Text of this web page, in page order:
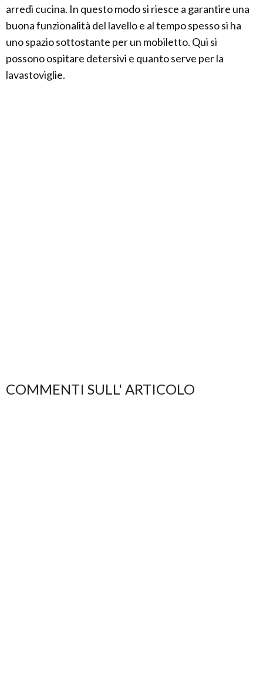
arredi cucina. In questo modo si riesce a garantire una
buona funzionalità del lavello e al tempo spesso si ha
uno spazio sottostante per un mobiletto. Qui si
possono ospitare detersivi e quanto serve per la
lavastoviglie.
COMMENTI SULL' ARTICOLO